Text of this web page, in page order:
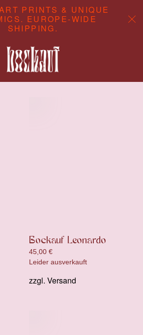
PRINTS & UNIQUE
EUROPE-WIDE
SHIPPING.
Bockauf Leonardo
45,00 €
Leider ausverkauft
zzgl. Versand